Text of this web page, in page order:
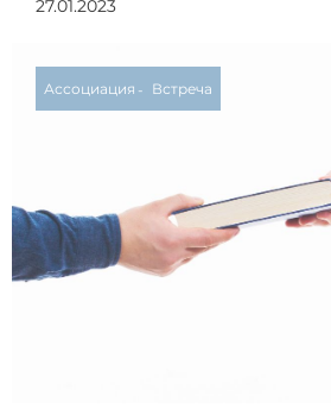
27.01.2023
Ассоциация Встреча